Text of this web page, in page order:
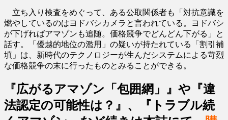
立ち入り検査をめぐって、ある公取関係者も「対抗意識を
燃やしているのはヨドバシカメラと言われている。ヨドバシ
が下げればアマゾンも追随。価格競争でどんどん下がる」と
話す。「優越的地位の濫用」の疑いが持たれている「割引補
填」は、新時代のテクノロジーが生んだシステムによる苛烈
な価格競争の末に行ったものとみることができる。
『広がるアマゾン「包囲網」』や『違
法認定の可能性は？』、『トラブル続